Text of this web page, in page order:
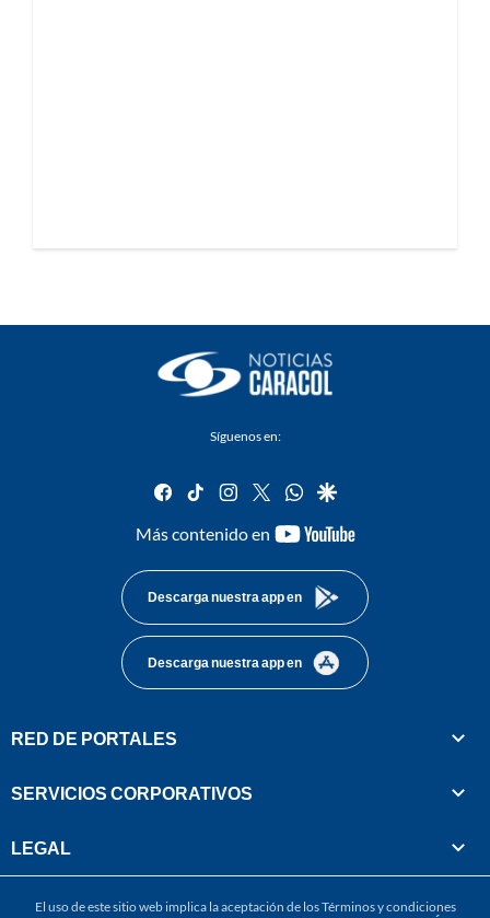
Síguenos en:
facebook
tiktok instagram
twitterwhatsapp
google
Más contenido en
youtube-
Descarga nuestra app en
Descarga nuestra app en
RED DE PORTALES
SERVICIOS CORPORATIVOS
LEGAL
El uso de este sitio web implica la aceptación de losTérminos y condiciones